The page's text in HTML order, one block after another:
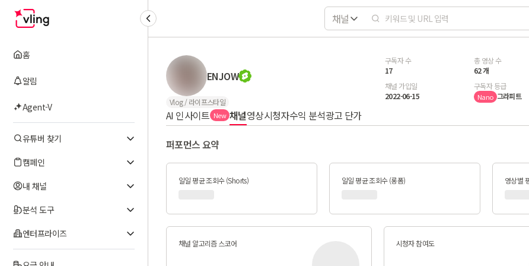
홈
알림
Agent-V
유튜버 찾기
캠페인
내 채널
분석 도구
엔터프라이즈
채널
ENJOW
Vlog / 라이프스타일
구독자 수
17
총 영상 수
62 개
채널 가입일
2022-06-15
구독자 등급
Nano 그라피트
AI 인사이트 New 채널영상시청자수익 분석광고 단가
퍼포먼스 요약
일일 평균 조회수 (Shorts) 일일 평균 조회수 (롱폼) 영상별
채널 알고리즘 스코어 시청자 참여도